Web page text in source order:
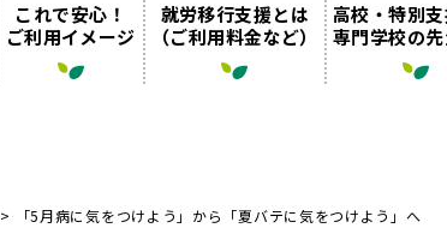
これで安心！
ご利用イメージ
就労移行支援とは
（ご利用料金など）
高校・特別
専門学校の
> 「5月病に気をつけよう」から「夏バテに気をつけよう」へ